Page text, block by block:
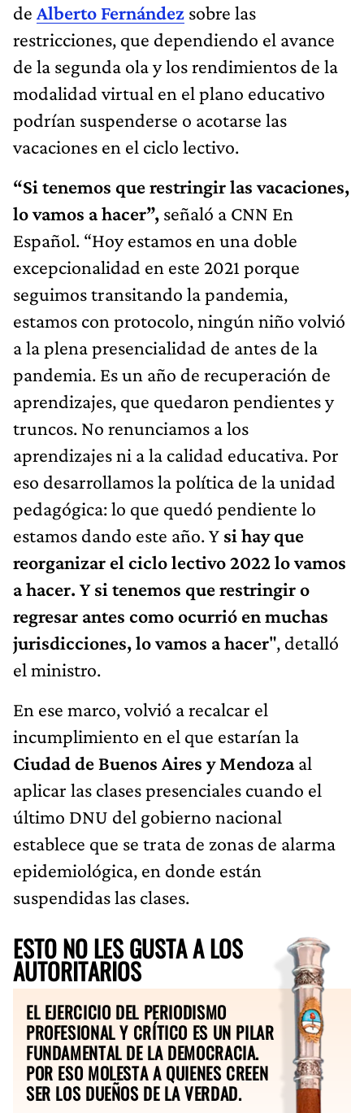
de Alberto Fernández sobre las
restricciones, que dependiendo el avance
de la segunda ola y los rendimientos de la
modalidad virtual en el plano educativo
podrían suspenderse o acotarse las
vacaciones en el ciclo lectivo.
“Si tenemos que restringir las vacaciones,
lo vamos a hacer”, señaló a CNN En
Español. “Hoy estamos en una doble
excepcionalidad en este 2021 porque
seguimos transitando la pandemia,
estamos con protocolo, ningún niño volvió
a la plena presencialidad de antes de la
pandemia. Es un año de recuperación de
aprendizajes, que quedaron pendientes y
truncos. No renunciamos a los
aprendizajes ni a la calidad educativa. Por
eso desarrollamos la política de la unidad
pedagógica: lo que quedó pendiente lo
estamos dando este año. Y si hay que
reorganizar el ciclo lectivo 2022 lo vamos
a hacer. Y si tenemos que restringir o
regresar antes como ocurrió en muchas
jurisdicciones, lo vamos a hacer", detalló
el ministro.
En ese marco, volvió a recalcar el
incumplimiento en el que estarían la
Ciudad de Buenos Aires y Mendozaal
aplicar las clases presenciales cuando el
último DNU del gobierno nacional
establece que se trata de zonas de alarma
epidemiológica, en donde están
suspendidas las clases.
ESTO NO LES GUSTA A LOS
AUTORITARIOS
EL EJERCICIO DEL PERIODISMO
PROFESIONAL Y CRÍTICO ES UN PILAR
FUNDAMENTAL DE LA DEMOCRACIA.
POR ESO MOLESTA A QUIENES CREEN
SER LOS DUEÑOS DE LA VERDAD.